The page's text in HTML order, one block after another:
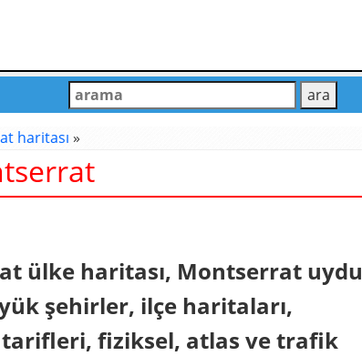
haritası »
ülke haritası, Montserrat uydu
şehirler, ilçe haritaları,
fiziksel, atlas ve trafik